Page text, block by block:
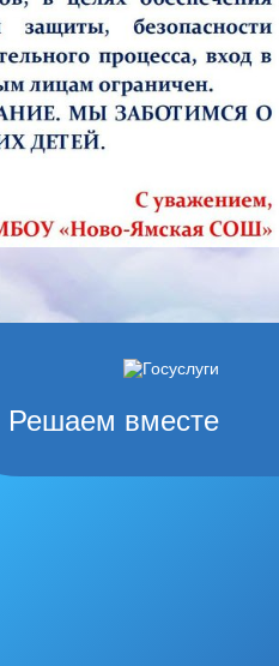
Решаем вместе